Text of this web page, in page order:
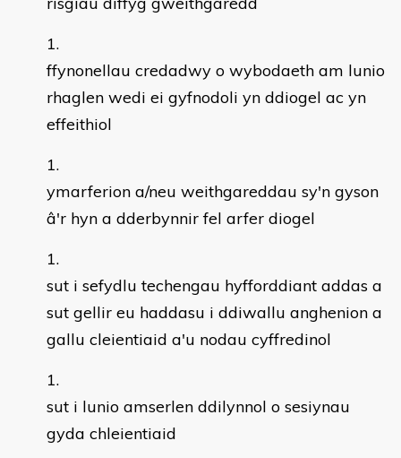
ffynonellau credadwy o wybodaeth am lunio
rhaglen wedi ei gyfnodoli yn ddiogel ac yn
effeithiol
ymarferion a/neu weithgareddau sy'n gyson
â'r hyn a dderbynnir fel arfer diogel
sut i sefydlu techengau hyfforddiant addas a
sut gellir eu haddasu i ddiwallu anghenion a
gallu cleientiaid a'u nodau cyffredinol
sut i lunio amserlen ddilynnol o sesiynau
gyda chleientiaid